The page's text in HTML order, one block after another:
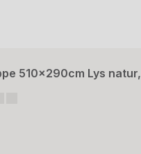
510x290cm Lys natur,